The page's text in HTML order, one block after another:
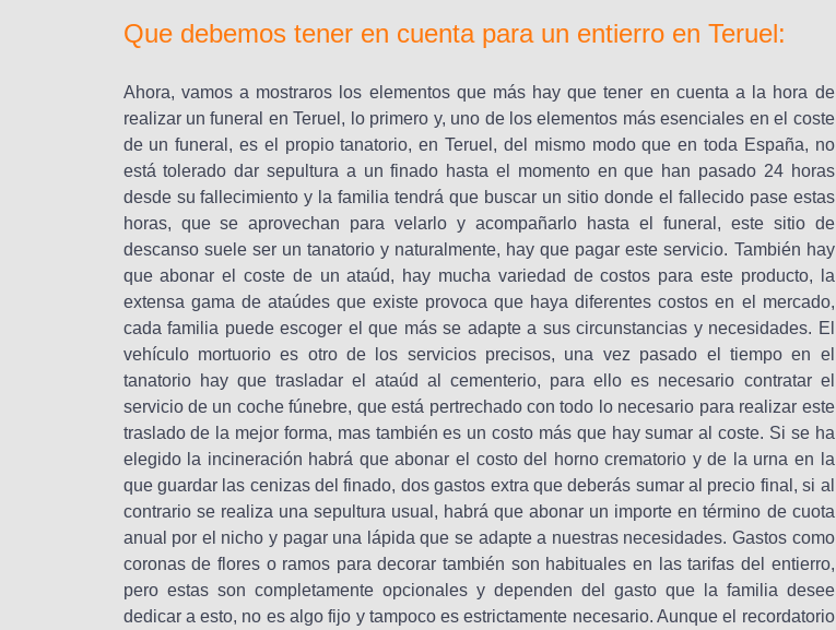
Que debemos tener en cuenta para un entierro en Teruel:
Ahora, vamos a mostraros los elementos que más hay que tener en cuenta a la hora de
realizar un funeral en Teruel, lo primero y, uno de los elementos más esenciales en el coste
de un funeral, es el propio tanatorio, en Teruel, del mismo modo que en toda España, no
está tolerado dar sepultura a un finado hasta el momento en que han pasado 24 horas
desde su fallecimiento y la familia tendrá que buscar un sitio donde el fallecido pase estas
horas, que se aprovechan para velarlo y acompañarlo hasta el funeral, este sitio de
descanso suele ser un tanatorio y naturalmente, hay que pagar este servicio. También hay
que abonar el coste de un ataúd, hay mucha variedad de costos para este producto, la
extensa gama de ataúdes que existe provoca que haya diferentes costos en el mercado,
cada familia puede escoger el que más se adapte a sus circunstancias y necesidades. El
vehículo mortuorio es otro de los servicios precisos, una vez pasado el tiempo en el
tanatorio hay que trasladar el ataúd al cementerio, para ello es necesario contratar el
servicio de un coche fúnebre, que está pertrechado con todo lo necesario para realizar este
traslado de la mejor forma, mas también es un costo más que hay sumar al coste. Si se ha
elegido la incineración habrá que abonar el costo del horno crematorio y de la urna en la
que guardar las cenizas del finado, dos gastos extra que deberás sumar al precio final, si al
contrario se realiza una sepultura usual, habrá que abonar un importe en término de cuota
anual por el nicho y pagar una lápida que se adapte a nuestras necesidades. Gastos como
coronas de flores o ramos para decorar también son habituales en las tarifas del entierro,
pero estas son completamente opcionales y dependen del gasto que la familia desee
dedicar a esto, no es algo fijo y tampoco es estrictamente necesario. Aunque el recordatorio